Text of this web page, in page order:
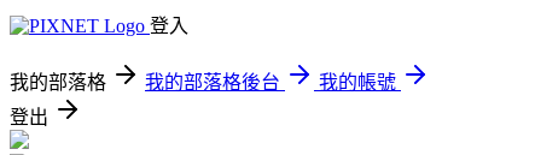
登入
我的部落格 我的部落格後台
我的帳號
登出